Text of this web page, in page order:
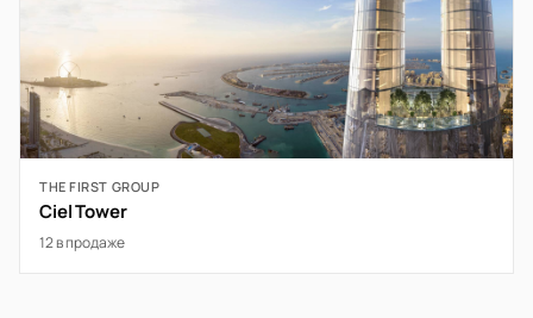
THE FIRST GROUP
Ciel Tower
12 в продаже